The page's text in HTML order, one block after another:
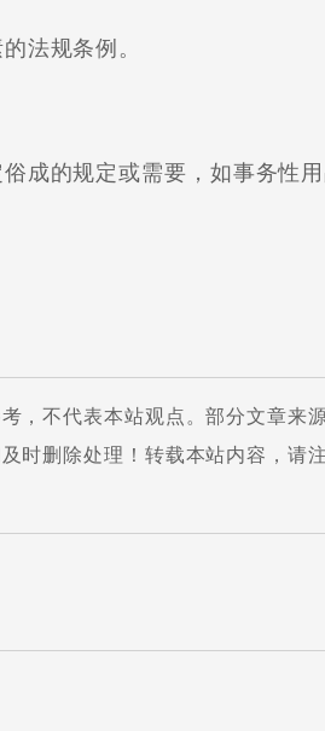
法规条例。
的规定或需要，如事务性用
，不代表本站观点。部分文章来
时删除处理！转载本站内容，请